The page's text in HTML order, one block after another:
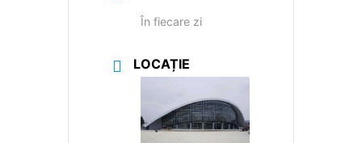
În fiecare zi
LOCAȚIE